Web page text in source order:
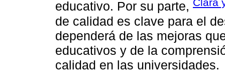
educativo. Por su parte, Clara
de calidad es clave para el
dependerá de las mejoras
educativos y de la
calidad en las universidades.